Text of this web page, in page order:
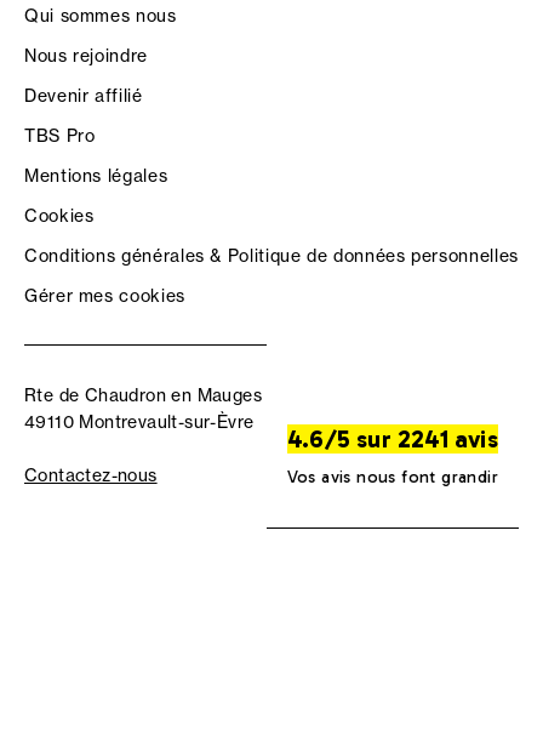
Qui sommes nous
Nous rejoindre
Devenir affilié
TBS Pro
Mentions légales
Cookies
Conditions générales & Politique de données personnelles
Gérer mes cookies
Rte de Chaudron en Mauges
49110 Montrevault-sur-Èvre
Contactez-nous
4.6/5 sur 2241 avis
Vos avis nous font grandir